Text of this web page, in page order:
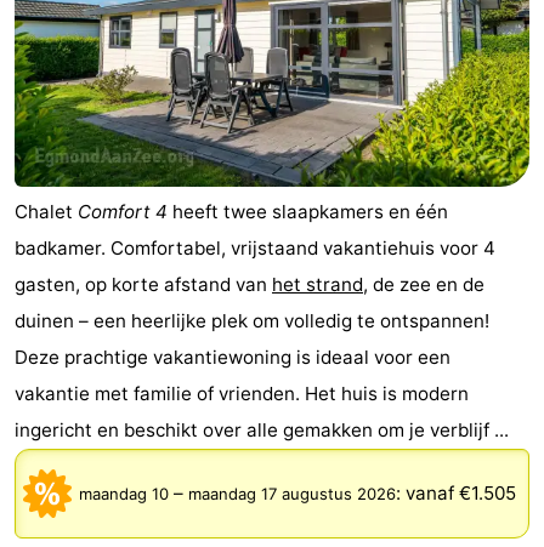
Chalet Comfort 4 heeft twee slaapkamers en één
badkamer. Comfortabel, vrijstaand vakantiehuis voor 4
gasten, op korte afstand van het strand, de zee en de
duinen – een heerlijke plek om volledig te ontspannen!
Deze prachtige vakantiewoning is ideaal voor een
vakantie met familie of vrienden. Het huis is modern
ingericht en beschikt over alle gemakken om je verblijf ...
maandag 10 – maandag 17 augustus 2026: vanaf €1.505